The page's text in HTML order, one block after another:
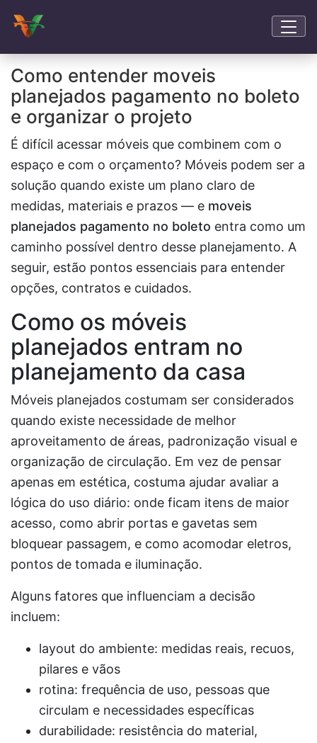
Como entender moveis
planejados pagamento no boleto
e organizar o projeto
É difícil acessar móveis que combinem com o
espaço e com o orçamento? Móveis podem ser a
solução quando existe um plano claro de
medidas, materiais e prazos — e moveis
planejados pagamento no boleto entra como um
caminho possível dentro desse planejamento. A
seguir, estão pontos essenciais para entender
opções, contratos e cuidados.
Como os móveis
planejados entram no
planejamento da casa
Móveis planejados costumam ser considerados
quando existe necessidade de melhor
aproveitamento de áreas, padronização visual e
organização de circulação. Em vez de pensar
apenas em estética, costuma ajudar avaliar a
lógica do uso diário: onde ficam itens de maior
acesso, como abrir portas e gavetas sem
bloquear passagem, e como acomodar eletros,
pontos de tomada e iluminação.
Alguns fatores que influenciam a decisão
incluem:
layout do ambiente: medidas reais, recuos,
pilares e vãos
rotina: frequência de uso, pessoas que
circulam e necessidades específicas
durabilidade: resistência do material,